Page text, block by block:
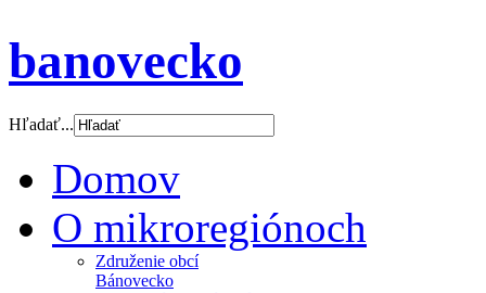
banovecko
Hľadať...
Domov
O mikroregiónoch
Združenie obcí
Bánovecko